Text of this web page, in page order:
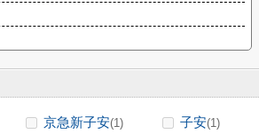
京急新子安(1) 子安(1)